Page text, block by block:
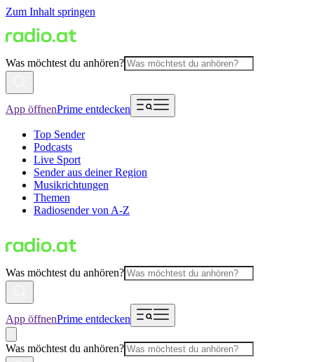
Zum Inhalt springen
Was möchtest du anhören?
App öffnenPrime entdecken
Top Sender
Podcasts
Live Sport
Sender aus deiner Region
Musikrichtungen
Themen
Radiosender von A-Z
Was möchtest du anhören?
App öffnenPrime entdecken
Was möchtest du anhören?